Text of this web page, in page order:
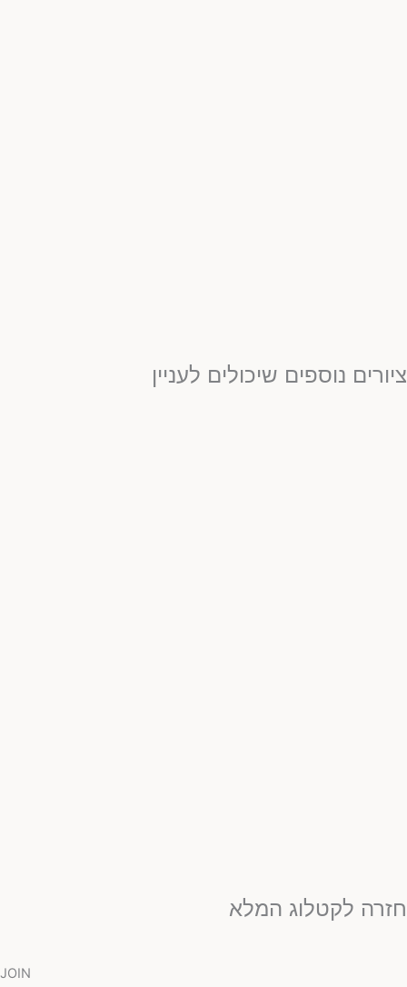
נוספים שיכולים לעניין
לקטלוג המלא
JOIN